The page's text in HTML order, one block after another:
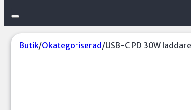
Butik/Okategoriserad /USB-C PD 30W